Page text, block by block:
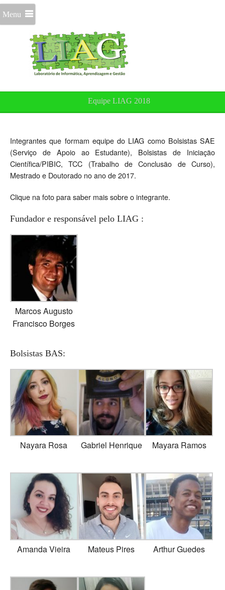
Menu
Equipe LIAG 2018
Integrantes que formam equipe do LIAG como Bolsistas SAE
(Serviço de Apoio ao Estudante), Bolsistas de Iniciação
Científica/PIBIC, TCC (Trabalho de Conclusão de Curso),
Mestrado e Doutorado no ano de 2017.
Clique na foto para saber mais sobre o integrante.
Fundador e responsável pelo LIAG :
Marcos Augusto
Francisco Borges
Bolsistas BAS:
Nayara Rosa Gabriel Henrique Mayara Ramos
Amanda Vieira Mateus Pires Arthur Guedes